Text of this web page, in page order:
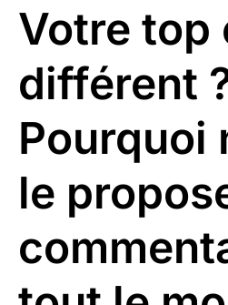
Votre top
différent
Pourquoi
le